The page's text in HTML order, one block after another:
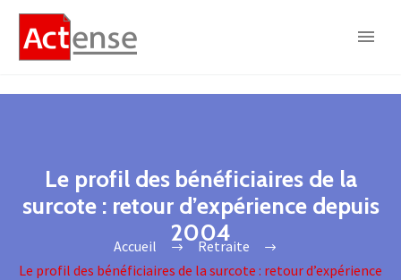
Le profil des bénéficiaires de la
surcote : retour d’expérience depuis
2004
Accueil
Retraite
Le profil des bénéficiaires de la surcote : retour d’expérience